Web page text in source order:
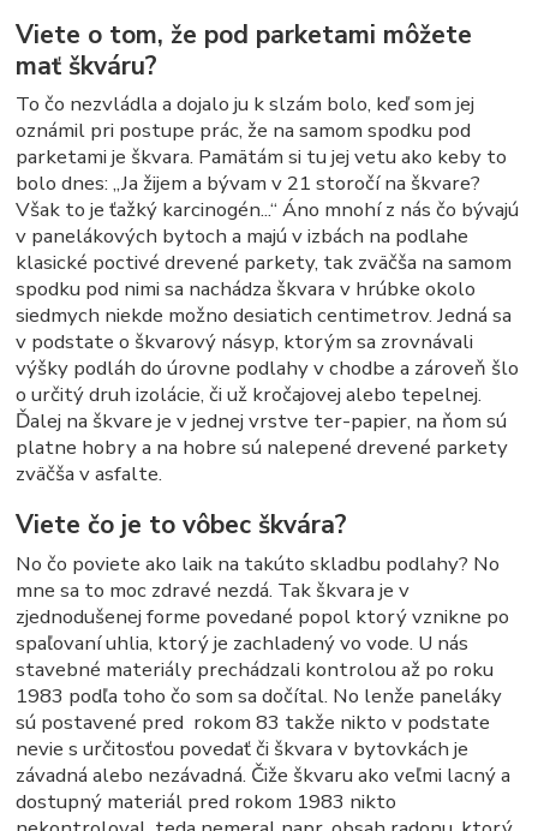
Viete o tom, že pod parketami môžete
mať škváru?
To čo nezvládla a dojalo ju k slzám bolo, keď som jej
oznámil pri postupe prác, že na samom spodku pod
parketami je škvara. Pamätám si tu jej vetu ako keby to
bolo dnes: „Ja žijem a bývam v 21 storočí na škvare?
Však to je ťažký karcinogén...“ Áno mnohí z nás čo bývajú
v panelákových bytoch a majú v izbách na podlahe
klasické poctivé drevené parkety, tak zväčša na samom
spodku pod nimi sa nachádza škvara v hrúbke okolo
siedmych niekde možno desiatich centimetrov. Jedná sa
v podstate o škvarový násyp, ktorým sa zrovnávali
výšky podláh do úrovne podlahy v chodbe a zároveň šlo
o určitý druh izolácie, či už kročajovej alebo tepelnej.
Ďalej na škvare je v jednej vrstve ter-papier, na ňom sú
platne hobry a na hobre sú nalepené drevené parkety
zväčša v asfalte.
Viete čo je to vôbec škvára?
No čo poviete ako laik na takúto skladbu podlahy? No
mne sa to moc zdravé nezdá. Tak škvara je v
zjednodušenej forme povedané popol ktorý vznikne po
spaľovaní uhlia, ktorý je zachladený vo vode. U nás
stavebné materiály prechádzali kontrolou až po roku
1983 podľa toho čo som sa dočítal. No lenže paneláky
sú postavené pred rokom 83 takže nikto v podstate
nevie s určitosťou povedať či škvara v bytovkách je
závadná alebo nezávadná. Čiže škvaru ako veľmi lacný a
dostupný materiál pred rokom 1983 nikto